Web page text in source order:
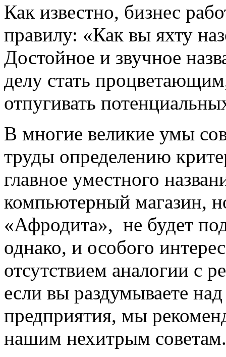
Как известно, бизнес
правилу: «Как вы яхту
Достойное и звучное
делу стать
отпугивать
В многие великие умы
труды определению
главное уместного
компьютерный магазин,
«Афродита», не будет
однако, и особого
отсутствием аналогии с
если вы раздумываете
предприятия, мы
нашим нехитрым советам.